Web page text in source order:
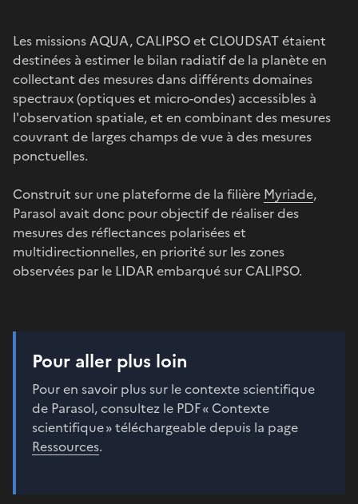
Les missions AQUA, CALIPSO et CLOUDSAT étaient
destinées à estimer le bilan radiatif de la planète en
collectant des mesures dans différents domaines
spectraux (optiques et micro-ondes) accessibles à
l'observation spatiale, et en combinant des mesures
couvrant de larges champs de vue à des mesures
ponctuelles.
Construit sur une plateforme de la filière Myriade,
Parasol avait donc pour objectif de réaliser des
mesures des réflectances polarisées et
multidirectionnelles, en priorité sur les zones
observées par le LIDAR embarqué sur CALIPSO.
Pour aller plus loin
Pour en savoir plus sur le contexte scientifique
de Parasol, consultez le PDF « Contexte
scientifique » téléchargeable depuis la page
Ressources.